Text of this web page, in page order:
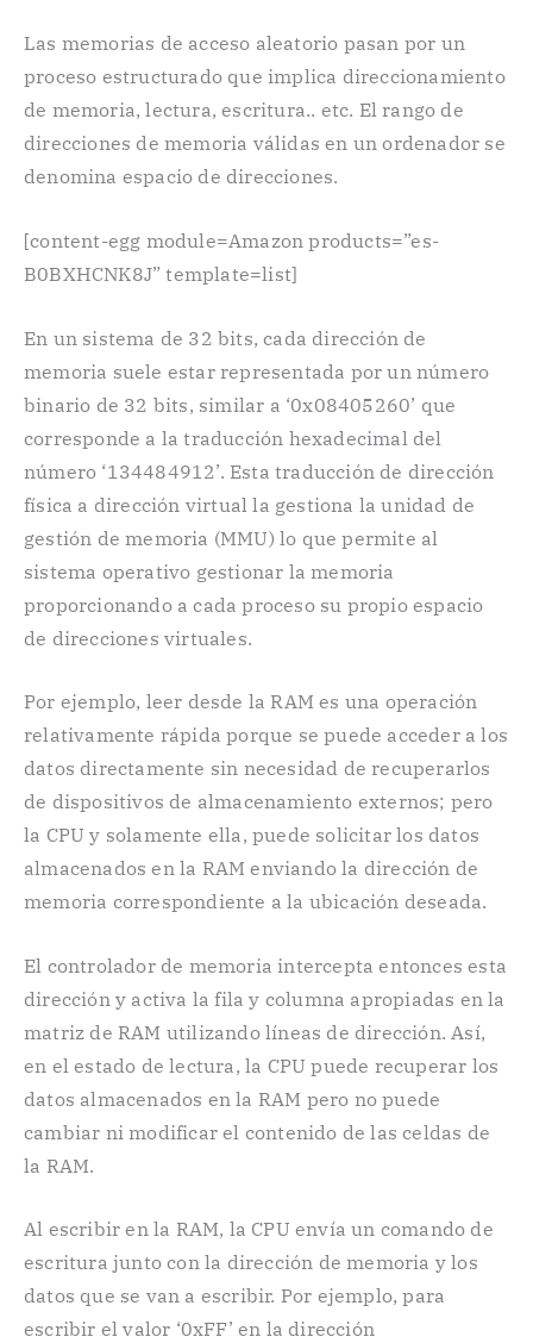
Las memorias de acceso aleatorio pasan por un
proceso estructurado que implica direccionamiento
de memoria, lectura, escritura.. etc. El rango de
direcciones de memoria válidas en un ordenador se
denomina espacio de direcciones.
[content-egg module=Amazon products=”es-
B0BXHCNK8J” template=list]
En un sistema de 32 bits, cada dirección de
memoria suele estar representada por un número
binario de 32 bits, similar a ‘0x08405260’ que
corresponde a la traducción hexadecimal del
número ‘134484912’. Esta traducción de dirección
física a dirección virtual la gestiona la unidad de
gestión de memoria (MMU) lo que permite al
sistema operativo gestionar la memoria
proporcionando a cada proceso su propio espacio
de direcciones virtuales.
Por ejemplo, leer desde la RAM es una operación
relativamente rápida porque se puede acceder a los
datos directamente sin necesidad de recuperarlos
de dispositivos de almacenamiento externos; pero
la CPU y solamente ella, puede solicitar los datos
almacenados en la RAM enviando la dirección de
memoria correspondiente a la ubicación deseada.
El controlador de memoria intercepta entonces esta
dirección y activa la fila y columna apropiadas en la
matriz de RAM utilizando líneas de dirección. Así,
en el estado de lectura, la CPU puede recuperar los
datos almacenados en la RAM pero no puede
cambiar ni modificar el contenido de las celdas de
la RAM.
Al escribir en la RAM, la CPU envía un comando de
escritura junto con la dirección de memoria y los
datos que se van a escribir. Por ejemplo, para
escribir el valor ‘0xFF’ en la dirección